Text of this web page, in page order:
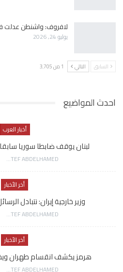
لافروف: واشنطن عدلت
يوليو 24, 2026
السابق التالي 1 من 3٬705
احدث المواضيع
أخبار العرب
لبنان يوقف ضابطا سوريا
AWATEF ABDELHAMED
أخر الأخبار
وزير خارجية إيران: نتبادل
AWATEF ABDELHAMED
أخر الأخبار
هرمز يكشف انقسام طهران
AWATEF ABDELHAMED